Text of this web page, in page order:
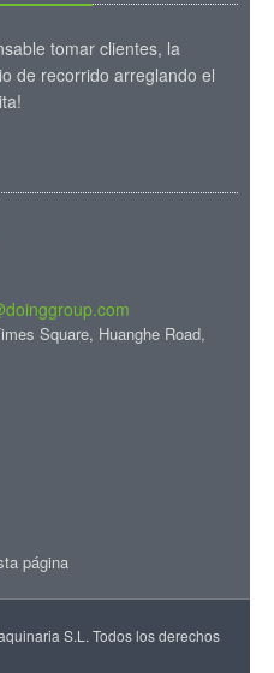
tomar clientes, la
de recorrido arreglando el
Square, Huanghe Road,
página
S.L. Todos los derechos